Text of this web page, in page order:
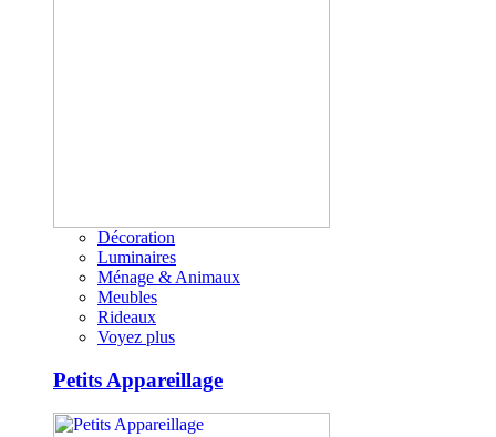
Décoration
Luminaires
Ménage & Animaux
Meubles
Rideaux
Voyez plus
Petits Appareillage